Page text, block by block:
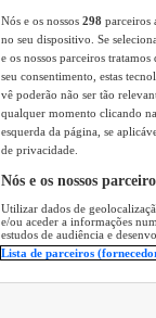
Nós e os nossos 298 parceiros
no seu dispositivo. Se
e os nossos parceiros
seu consentimento, estas
vê poderão não ser tão
qualquer momento clicando
esquerda da página, se
de privacidade.
Nós e os nossos
Utilizar dados de
e/ou aceder a informações
estudos de audiência e
Lista de parceiros